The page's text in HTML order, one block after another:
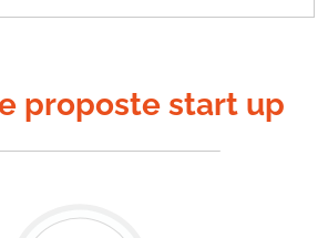
proposte start up